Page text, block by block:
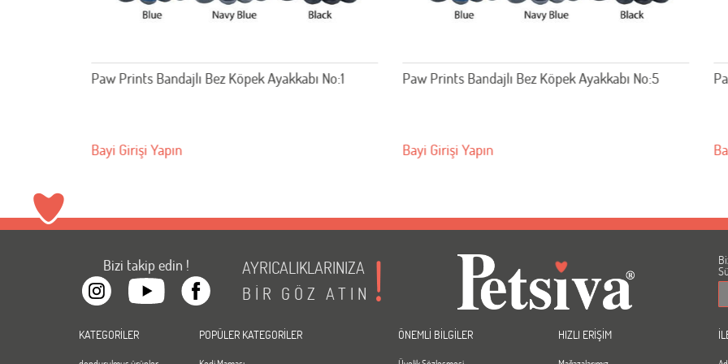
Paw Prints Bandajlı Bez Köpek Ayakkabı No:1
Bayi Girişi Yapın
Paw Prints Bandajlı Bez Köpek Ayakkabı No:5
Bayi Girişi Yapın
Bizi takip edin !
AYRICALIKLARINIZA
BİR GÖZ ATIN
KATEGORİLER POPÜLER KATEGORİLER ÖNEMLİ BİLGİLER HIZLI ERİŞİM